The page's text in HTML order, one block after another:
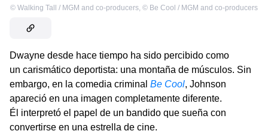
© Walking Tall / MGM and co-producers, © Be Cool / MGM and co-producers
Dwayne desde hace tiempo ha sido percibido como
un carismático deportista: una montaña de músculos. Sin
embargo, en la comedia criminal Be Cool, Johnson
apareció en una imagen completamente diferente.
Él interpretó el papel de un bandido que sueña con
convertirse en una estrella de cine.